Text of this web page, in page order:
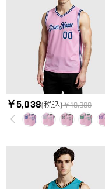
円になります。
遠方へご発送の場合
納期=製作作業時間+
認してから制作とな
でお作りしており、
ます。 そしてご購入
によって、お届け日
でご確認ください。.
返品・交換はでき
お客様が商品受け取
す。受注生産品のた
生致します。詳細は
さい。.
￥5,038(税込)￥10,800